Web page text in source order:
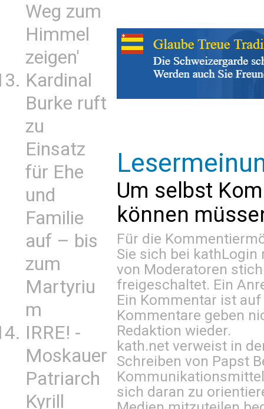
Weg zum
Himmel
zeigen'
Kardinal
Burke ruft
zu
Einsatz
für Ehe
und
Familie
auf – bis
zum
Martyriu
m
IRRE! -
Moskauer
Patriarch
Kyrill
Um selbst
können
Für die
Sie sich bei kathLogin
von Moderatoren
freigeschaltet. Ein
Ein Kommentar ist
Kommentare geben
Redaktion wieder.
kath.net verweist in
Schreiben von Papst
sich daran zu